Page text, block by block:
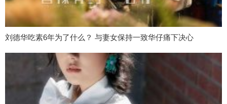
刘德华吃素6年为了什么？ 与妻女保持一致华仔痛下决心